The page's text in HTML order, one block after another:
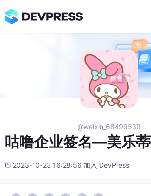
@weixin_68499539
咕噜企业签名—美乐蒂
2023-10-23 16:28:56 加入 DevPress